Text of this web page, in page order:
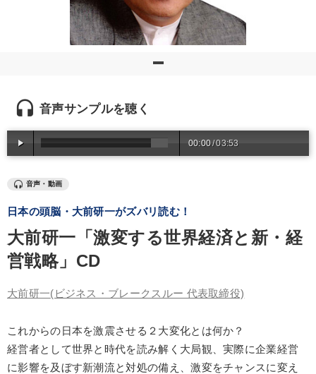
若手異才経営者の発想 専門家のアドバイス
リーダーの器量を学ぶ
147回春季大会
「利上げ時代の最新・銀行対策」＋「不動産市況予測」＋「市場
集２タイトル
【4月】音声・映像 資産戦略
最新トレンドと時代の潮流を押さえる
製造業 卸売・小売・飲食業 建設・不動産業
headset 音声サンプルを聴く
00:00/03:53
音声・動画
日本の頭脳・大前研一がズバリ読む！
大前研一「激変する世界経済と新・経
営戦略」CD
大前研一(ビジネス・ブレークスルー 代表取締役)
これからの日本を激震させる２大変化とは何か？
経営者として世界と時代を読み解く大局観、実際に企業経営
に影響を及ぼす新潮流と対処の備え、激変をチャンスに変え